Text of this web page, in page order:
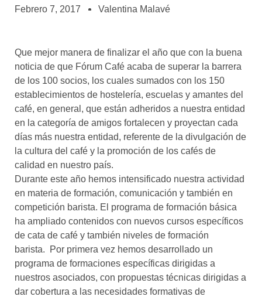
asociados
el café siempre tiene
algo nuevo que
enseñarnos
BOLSA DE TRABAJO
¡te imaginas vivir de tu pasión
por el café?
CONTACTO
¡queremos saber
de ti!
Febrero 7, 2017 Valentina Malavé
Que mejor manera de finalizar el año que con la buena
noticia de que Fórum Café acaba de superar la barrera
de los 100 socios, los cuales sumados con los 150
establecimientos de hostelería, escuelas y amantes del
café, en general, que están adheridos a nuestra entidad
en la categoría de amigos fortalecen y proyectan cada
días más nuestra entidad, referente de la divulgación de
la cultura del café y la promoción de los cafés de
calidad en nuestro país.
Durante este año hemos intensificado nuestra actividad
en materia de formación, comunicación y también en
competición barista. El programa de formación básica
ha ampliado contenidos con nuevos cursos específicos
de cata de café y también niveles de formación
barista. Por primera vez hemos desarrollado un
programa de formaciones específicas dirigidas a
nuestros asociados, con propuestas técnicas dirigidas a
dar cobertura a las necesidades formativas de